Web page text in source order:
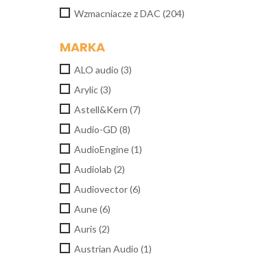
Wzmacniacze z DAC (204)
MARKA
ALO audio (3)
Arylic(3)
Astell&Kern (7)
Audio-GD (8)
AudioEngine(1)
Audiolab (2)
Audiovector(6)
Aune(6)
Auris (2)
Austrian Audio (1)